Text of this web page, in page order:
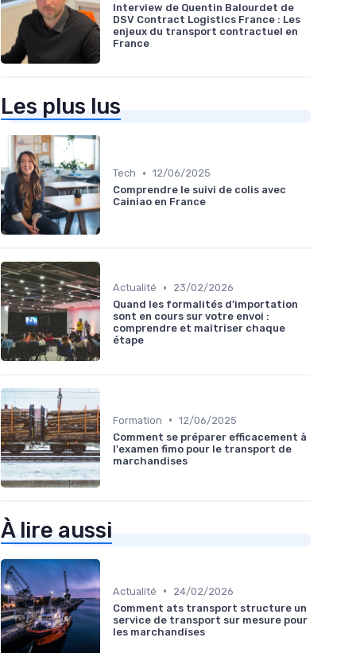
Interview de Quentin Balourdet de
DSV Contract Logistics France : Les
enjeux du transport contractuel en
France
Les plus lus
Tech • 12/06/2025
Comprendre le suivi de colis avec
Cainiao en France
Actualité •
23/02/2026
Quand les formalités d’importation
sont en cours sur votre envoi :
comprendre et maîtriser chaque
étape
Formation • 12/06/2025
Comment se préparer efficacement à
l'examen fimo pour le transport de
marchandises
À lire aussi
Actualité •
24/02/2026
Comment ats transport structure un
service de transport sur mesure pour
les marchandises